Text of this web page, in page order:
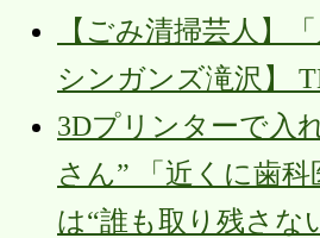
【ごみ清掃芸人】
シンガンズ滝沢】
3Dプリンターで入
さん” 「近くに歯
は“誰も取り残さな